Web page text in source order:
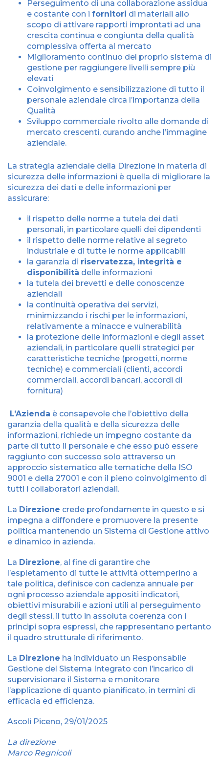
Perseguimento di una collaborazione assidua
e costante con i fornitori di materiali allo
scopo di attivare rapporti improntati ad una
crescita continua e congiunta della qualità
complessiva offerta al mercato
Miglioramento continuo del proprio sistema di
gestione per raggiungere livelli sempre più
elevati
Coinvolgimento e sensibilizzazione di tutto il
personale aziendale circa l’importanza della
Qualità
Sviluppo commerciale rivolto alle domande di
mercato crescenti, curando anche l’immagine
aziendale.
La strategia aziendale della Direzione in materia di
sicurezza delle informazioni è quella di migliorare la
sicurezza dei dati e delle informazioni per
assicurare:
il rispetto delle norme a tutela dei dati
personali, in particolare quelli dei dipendenti
il rispetto delle norme relative al segreto
industriale e di tutte le norme applicabili
la garanzia di riservatezza, integrità e
disponibilità delle informazioni
la tutela dei brevetti e delle conoscenze
aziendali
la continuità operativa dei servizi,
minimizzando i rischi per le informazioni,
relativamente a minacce e vulnerabilità
la protezione delle informazioni e degli asset
aziendali, in particolare quelli strategici per
caratteristiche tecniche (progetti, norme
tecniche) e commerciali (clienti, accordi
commerciali, accordi bancari, accordi di
fornitura)
L’Azienda è consapevole che l’obiettivo della
garanzia della qualità e della sicurezza delle
informazioni, richiede un impegno costante da
parte di tutto il personale e che esso può essere
raggiunto con successo solo attraverso un
approccio sistematico alle tematiche della ISO
9001 e della 27001 e con il pieno coinvolgimento di
tutti i collaboratori aziendali.
La Direzione crede profondamente in questo e si
impegna a diffondere e promuovere la presente
politica mantenendo un Sistema di Gestione attivo
e dinamico in azienda.
La Direzione, al fine di garantire che
l’espletamento di tutte le attività ottemperino a
tale politica, definisce con cadenza annuale per
ogni processo aziendale appositi indicatori,
obiettivi misurabili e azioni utili al perseguimento
degli stessi, il tutto in assoluta coerenza con i
principi sopra espressi, che rappresentano pertanto
il quadro strutturale di riferimento.
La Direzione ha individuato un Responsabile
Gestione del Sistema Integrato con l’incarico di
supervisionare il Sistema e monitorare
l’applicazione di quanto pianificato, in termini di
efficacia ed efficienza.
Ascoli Piceno, 29/01/2025
La direzione
Marco Regnicoli